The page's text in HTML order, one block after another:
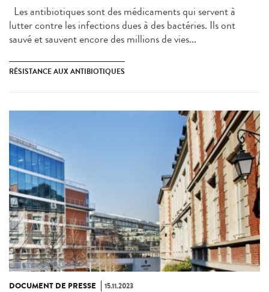
Les antibiotiques sont des médicaments qui servent à
lutter contre les infections dues à des bactéries. Ils ont
sauvé et sauvent encore des millions de vies...
RÉSISTANCE AUX ANTIBIOTIQUES
DOCUMENT DE PRESSE 15.11.2023